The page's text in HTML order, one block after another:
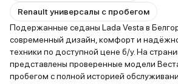
Renault универсалы с пробегом
Подержанные седаны Lada Vesta в
современный дизайн, комфорт и
техники по доступной цене б/у. На
представлены проверенные модели
пробегом с полной историей